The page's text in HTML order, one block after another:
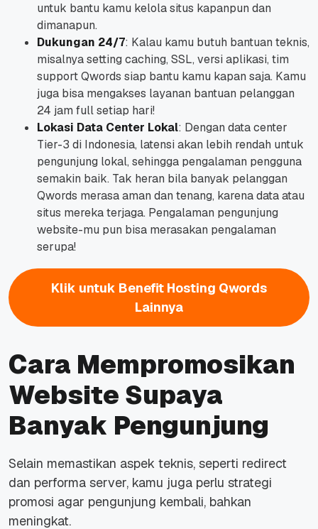
untuk bantu kamu kelola situs kapanpun dan
dimanapun.
Dukungan 24/7: Kalau kamu butuh bantuan teknis,
misalnya setting caching, SSL, versi aplikasi, tim
support Qwords siap bantu kamu kapan saja. Kamu
juga bisa mengakses layanan bantuan pelanggan
24 jam full setiap hari!
Lokasi Data Center Lokal: Dengan data center
Tier-3 di Indonesia, latensi akan lebih rendah untuk
pengunjung lokal, sehingga pengalaman pengguna
semakin baik. Tak heran bila banyak pelanggan
Qwords merasa aman dan tenang, karena data atau
situs mereka terjaga. Pengalaman pengunjung
website-mu pun bisa merasakan pengalaman
serupa!
Klik untuk Benefit Hosting Qwords
Lainnya
Cara Mempromosikan
Website Supaya
Banyak Pengunjung
Selain memastikan aspek teknis, seperti redirect
dan performa server, kamu juga perlu strategi
promosi agar pengunjung kembali, bahkan
meningkat.